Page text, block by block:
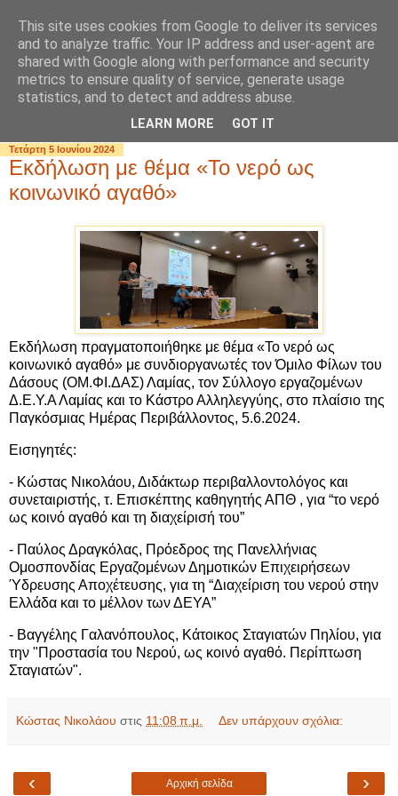
Τετάρτη 5 Ιουνίου 2024
Εκδήλωση με θέμα «Το νερό ως
κοινωνικό αγαθό»
Εκδήλωση πραγματοποιήθηκε με θέμα «Το νερό ως
κοινωνικό αγαθό» με συνδιοργανωτές τον Όμιλο Φίλων του
Δάσους (ΟΜ.ΦΙ.ΔΑΣ) Λαμίας, τον Σύλλογο εργαζομένων
Δ.Ε.Υ.Α Λαμίας και το Κάστρο Αλληλεγγύης, στο πλαίσιο της
Παγκόσμιας Ημέρας Περιβάλλοντος, 5.6.2024.
Εισηγητές:
- Κώστας Νικολάου, Διδάκτωρ περιβαλλοντολόγος και
συνεταιριστής, τ. Επισκέπτης καθηγητής ΑΠΘ , για “το νερό
ως κοινό αγαθό και τη διαχείρισή του”
- Παύλος Δραγκόλας, Πρόεδρος της Πανελλήνιας
Ομοσπονδίας Εργαζομένων Δημοτικών Επιχειρήσεων
Ύδρευσης Αποχέτευσης, για τη “Διαχείριση του νερού στην
Ελλάδα και το μέλλον των ΔΕΥΑ”
- Βαγγέλης Γαλανόπουλος, Κάτοικος Σταγιατών Πηλίου, για
την "Προστασία του Νερού, ως κοινό αγαθό. Περίπτωση
Σταγιατών".
Κώστας Νικολάου στις 11:08 π.μ. Δεν υπάρχουν σχόλια:
‹ ›
Αρχική σελίδα
This site uses cookies from Google to deliver its services
and to analyze traffic. Your IP address and user-agent are
shared with Google along with performance and security
metrics to ensure quality of service, generate usage
statistics, and to detect and address abuse.
LEARN MORE GOT IT